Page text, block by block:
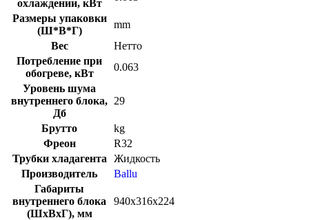
охлаждении, кВт
Размеры упаковки
(Ш*В*Г)
mm
Вес
Нетто
Потребление при
обогреве, кВт
0.063
Уровень шума
внутреннего блока,
Дб
29
Брутто
kg
Фреон
R32
Трубки хладагента
Жидкость
Производитель
Ballu
Габариты
внутреннего блока
(ШхВхГ), мм
940х316х224